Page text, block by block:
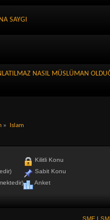
SAYGI
NASIL MÜSLÜMAN
» Islam
Kilitli Konu
Sabit Konu
Anket
SMF |